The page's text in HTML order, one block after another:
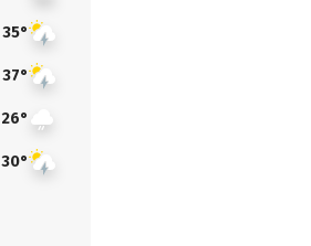
35°
37°
26°
30°